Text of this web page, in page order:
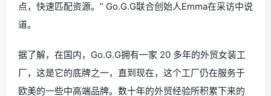
点，快速匹配资源。” Go.G.G联合创始人Emma在采访中说
道。
据了解，在国内，Go.G.G拥有一家 20 多年的外贸女装工
厂，这是它的底牌之一，直到现在，这个工厂仍在服务于
欧美的一些中高端品牌。数十年的外贸经验所积累下来的